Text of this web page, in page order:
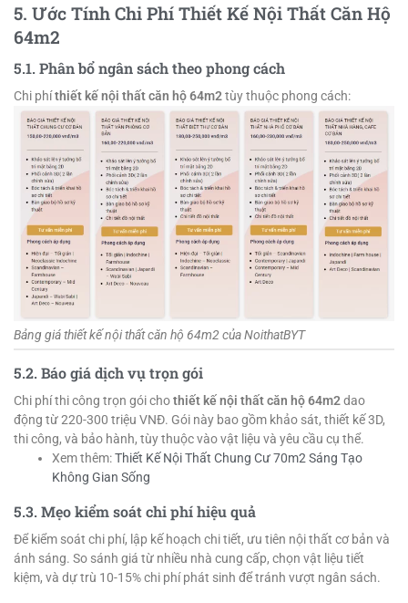
5. Ước Tính Chi Phí Thiết Kế Nội Thất Căn Hộ
64m2
5.1. Phân bổ ngân sách theo phong cách
Chi phíthiết kế nội thất căn hộ 64m2tùy thuộc phong cách:
Bảng giá thiết kế nội thất căn hộ 64m2 của NoithatBYT
5.2. Báo giá dịch vụ trọn gói
Chi phí thi công trọn gói chothiết kế nội thất căn hộ 64m2dao
động từ 220-300 triệu VNĐ. Gói này bao gồm khảo sát, thiết kế 3D,
thi công, và bảo hành, tùy thuộc vào vật liệu và yêu cầu cụ thể.
Xem thêm:Thiết Kế Nội Thất Chung Cư 70m2 Sáng Tạo
Không Gian Sống
5.3. Mẹo kiểm soát chi phí hiệu quả
Để kiểm soát chi phí, lập kế hoạch chi tiết, ưu tiên nội thất cơ bản và
ánh sáng. So sánh giá từ nhiều nhà cung cấp, chọn vật liệu tiết
kiệm, và dự trù 10-15% chi phí phát sinh để tránh vượt ngân sách.